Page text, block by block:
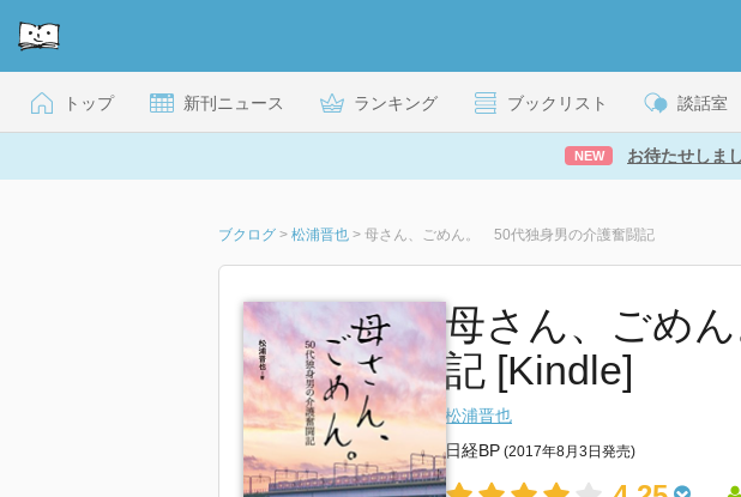
トップ 新刊ニュース ランキング ブックリスト 談話室
NEW お待たせしま
ブクログ > 松浦晋也 > 母さん、ごめん。 50代独身男の介護奮闘記
母さん、ごめ
記 [Kindle]
松浦晋也
日経BP (2017年8月3日発売)